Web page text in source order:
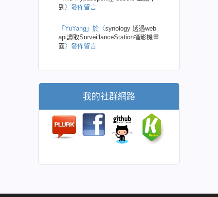
到 〉發佈留言
「 YuYang 」於〈synology 透過web
api讀取SurveillanceStation攝影機畫
面〉發佈留言
我的社群網路